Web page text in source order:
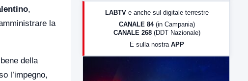
,
la
della
l’impegno,
LabNews (Diretta)
LABTV e anche sul digitale terrestre
CANALE 84 (in Campania)
CANALE 268 (DDT Nazionale)
E sulla nostra APP